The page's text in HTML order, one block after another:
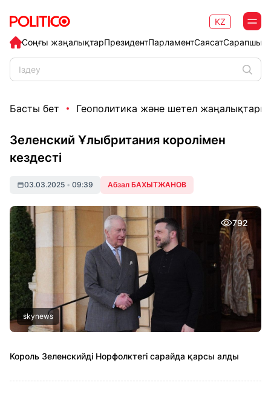
Соңғы жаңалықтарПрезидентПарламентСаясат
KZ
Басты бет Геополитика және шетел жаңалықтары
Зеленский Ұлыбритания королімен
кездесті
03.03.2025 • 09:39 Абзал БАХЫТЖАНОВ
792
skynews
Король Зеленскийді Норфолктегі сарайда қарсы алды